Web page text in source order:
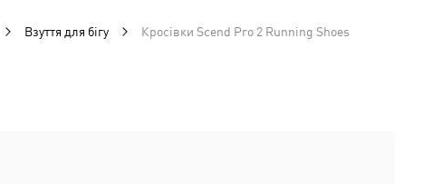
Взуття для бігу Кросівки Scend Pro 2 Running Shoes